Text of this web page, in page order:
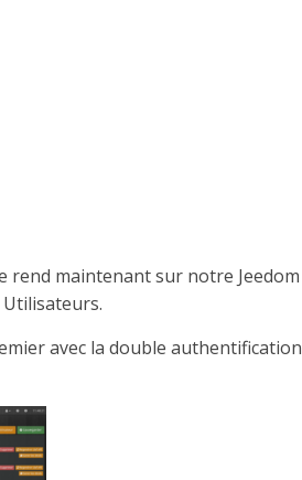
rend maintenant sur notre Jeedom
avec la double authentification